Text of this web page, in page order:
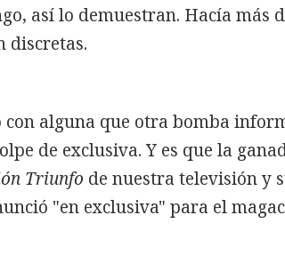
así lo demuestran. Hacía más
discretas.
con alguna que otra bomba
de exclusiva. Y es que la
Triunfo de nuestra televisión y
"en exclusiva" para el